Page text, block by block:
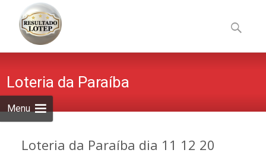
Menu
to
content
por:
Loteria da Paraíba
Loteria da Paraíba dia 11 12 20